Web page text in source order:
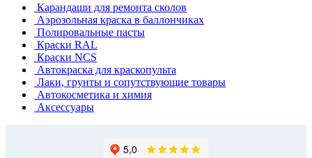
Карандаши для ремонта сколов
Аэрозольная краска в баллончиках
Полировальные пасты
Краски RAL
Краски NCS
Автокраска для краскопульта
Лаки, грунты и сопутствующие товары
Автокосметика и химия
Аксессуары